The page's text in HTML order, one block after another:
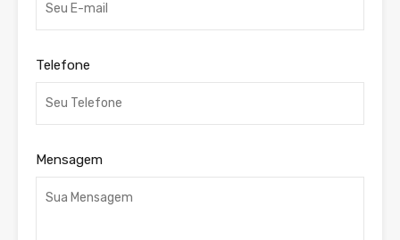
Telefone
Mensagem